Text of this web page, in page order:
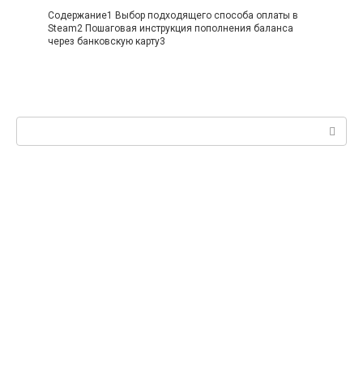
Содержание1 Выбор подходящего способа оплаты в
Steam2 Пошаговая инструкция пополнения баланса
через банковскую карту3